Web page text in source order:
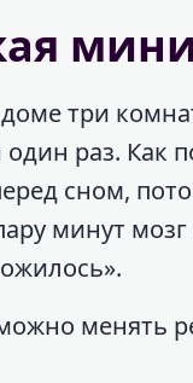
доме три
раз. Как
сном,
минут
менять